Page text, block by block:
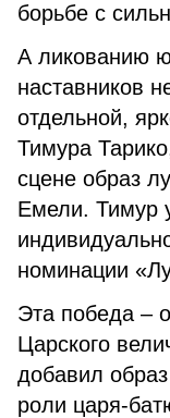
борьбе с
А ликованию
наставников
отдельной,
Тимура
сцене образ
Емели. Тимур
номинации
Эта победа –
Царского
добавил
роли царя-